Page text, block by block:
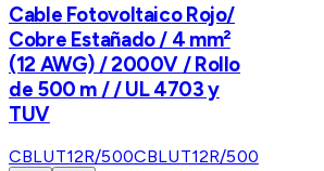
Cable Fotovoltaico Rojo/
Cobre Estañado / 4 mm²
(12 AWG) / 2000V / Rollo
de 500 m / / UL 4703 y
TUV
CBLUT12R/500CBLUT12R/500